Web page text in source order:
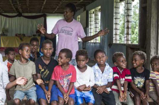
Crise Climatique et
Alimentaire en Afrique de
l’Est
Crise au Yémen
Crise des Réfugiés Rohingyas
aux